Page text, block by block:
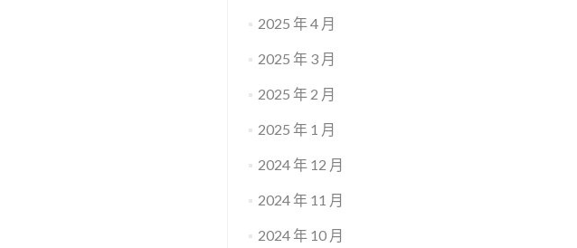
2025 年 4 月
2025 年 3 月
2025 年 2 月
2025 年 1 月
2024 年 12 月
2024 年 11 月
2024 年 10 月